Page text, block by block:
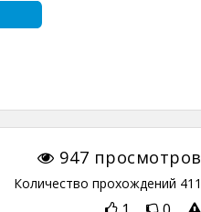
947 просмотров
Количество прохождений 411